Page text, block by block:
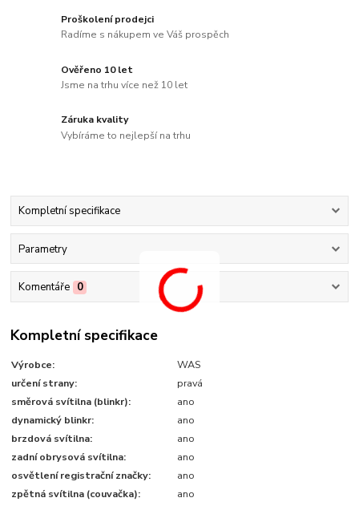
Proškolení prodejci
Radíme s nákupem ve Váš prospěch
Ověřeno 10 let
Jsme na trhu více než 10 let
Záruka kvality
Vybíráme to nejlepší na trhu
Kompletní specifikace
Parametry
Komentáře 0
Kompletní specifikace
Výrobce:
WAS
určení strany:
pravá
směrová svítilna (blinkr):
ano
dynamický blinkr:
ano
brzdová svítilna:
ano
zadní obrysová svítilna:
ano
osvětlení registrační značky:
ano
zpětná svítilna (couvačka):
ano